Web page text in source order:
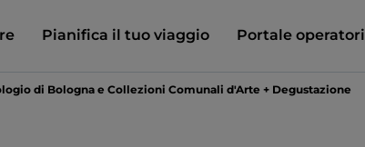
Pianifica il tuo viaggio Portale operatori
di Bologna e Collezioni Comunali d'Arte + Degustazione